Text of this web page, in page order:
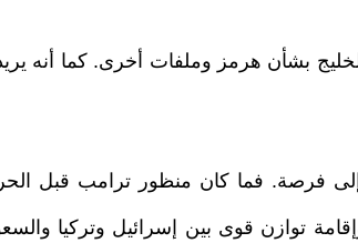
بشأن هرمز وملفات أخرى. كما أنه
إلى فرصة. فما كان منظور ترامب قبل
توازن قوى بين إسرائيل وتركيا